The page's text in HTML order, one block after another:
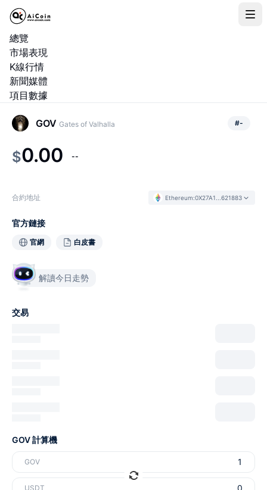
總覽
市場表現
K線行情
新聞媒體
項目數據
GOV Gates of Valhalla #-
$0.00 --
合約地址 Ethereum:0X27A1...621883
官方鏈接
官網 白皮書
解讀今日走勢
交易
GOV 計算機
GOV
USDT